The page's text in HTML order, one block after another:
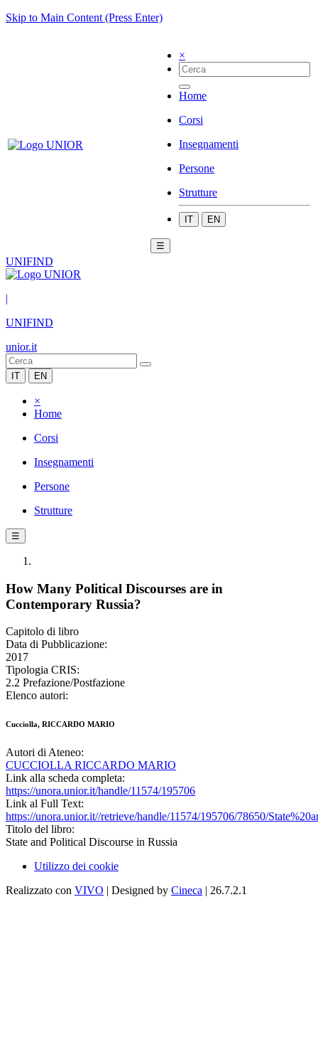
Skip to Main Content (Press Enter)
×
Home
Corsi
Insegnamenti
Persone
Strutture
IT EN
☰
UNIFIND
|
UNIFIND
unior.it
IT EN
×
Home
Corsi
Insegnamenti
Persone
Strutture
☰
How Many Political Discourses are in
Contemporary Russia?
Capitolo di libro
Data di Pubblicazione:
2017
Tipologia CRIS:
2.2 Prefazione/Postfazione
Elenco autori:
Cucciolla, RICCARDO MARIO
Autori di Ateneo:
CUCCIOLLA RICCARDO MARIO
Link alla scheda completa:
https://unora.unior.it/handle/11574/195706
Link al Full Text:
https://unora.unior.it//retrieve/handle/11574/195706/78650/
Titolo del libro:
State and Political Discourse in Russia
Utilizzo dei cookie
Realizzato con VIVO | Designed by Cineca | 26.7.2.1